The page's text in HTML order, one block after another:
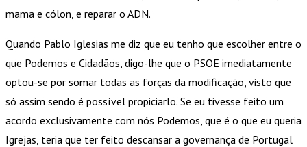
mama e cólon, e reparar o ADN.
Quando Pablo Iglesias me diz que eu tenho que escolher entre o
que Podemos e Cidadãos, digo-lhe que o PSOE imediatamente
optou-se por somar todas as forças da modificação, visto que
só assim sendo é possível propiciarlo. Se eu tivesse feito um
acordo exclusivamente com nós Podemos, que é o que eu queria
Igrejas, teria que ter feito descansar a governança de Portugal